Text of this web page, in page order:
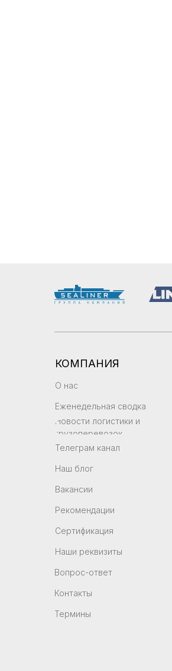
КОМПАНИЯ
Термины
Еженедельная сводка
Новости логистики и
грузоперевозок
Телеграм канал
Наш блог
Вакансии
Сертификация
О нас
Наши реквизиты
Вопрос-ответ
Рекомендации
Контакты